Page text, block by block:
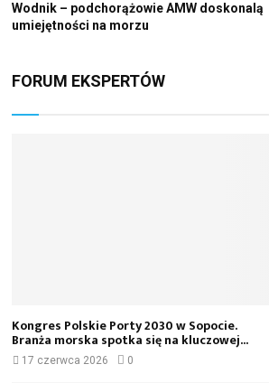
Wodnik – podchorążowie AMW doskonalą
umiejętności na morzu
FORUM EKSPERTÓW
Kongres Polskie Porty 2030 w Sopocie.
Branża morska spotka się na kluczowej...
17 czerwca 2026 0